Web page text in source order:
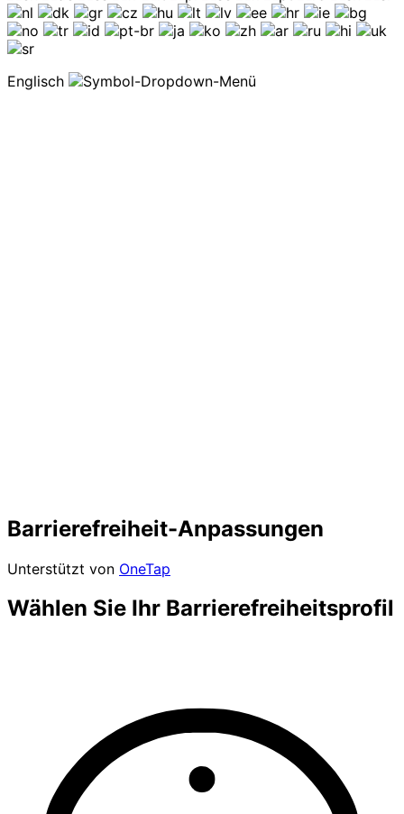
Englisch
Barrierefreiheit-Anpassungen
Unterstützt von OneTap
Wählen Sie Ihr Barrierefreiheitsprofil